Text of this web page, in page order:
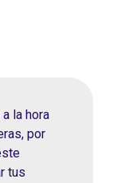
la hora
por
tus